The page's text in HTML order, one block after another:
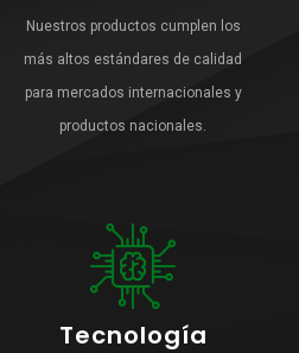
Nuestros productos cumplen los
más altos estándares de calidad
para mercados internacionales y
productos nacionales.
Tecnología